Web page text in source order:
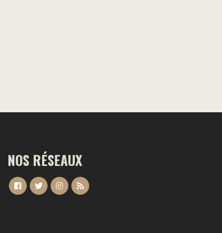
NOS RÉSEAUX